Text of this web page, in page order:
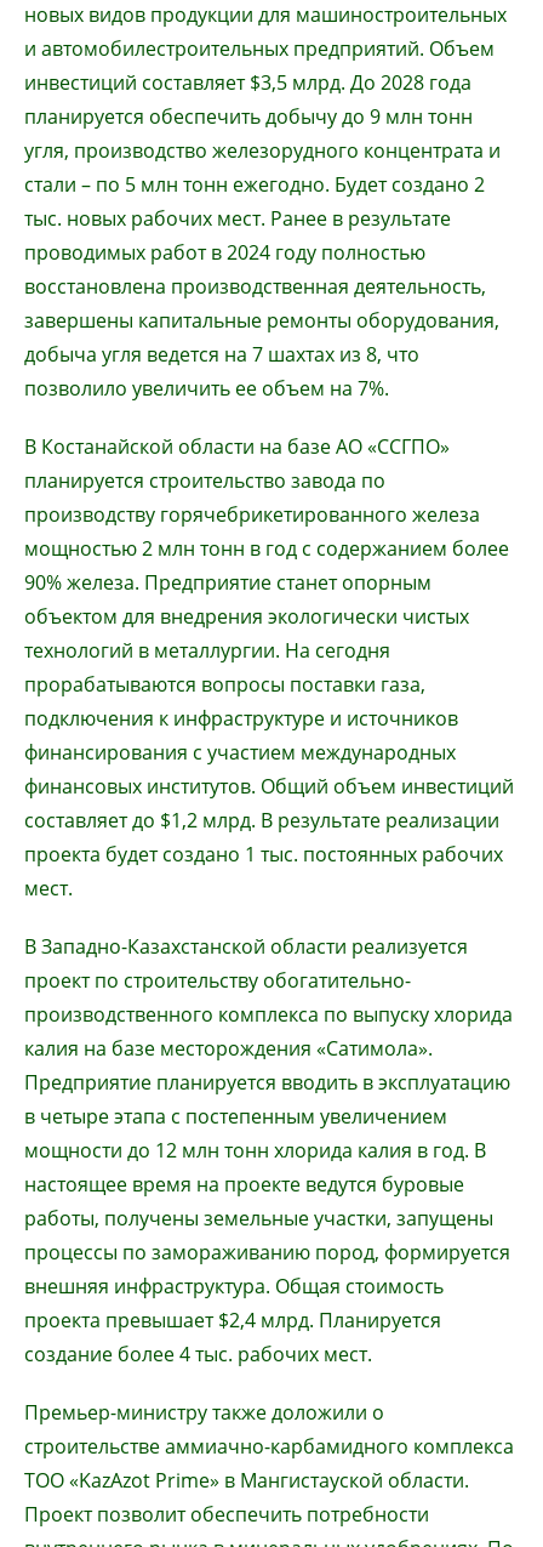
новых видов продукции для машиностроительных
и автомобилестроительных предприятий. Объем
инвестиций составляет $3,5 млрд. До 2028 года
планируется обеспечить добычу до 9 млн тонн
угля, производство железорудного концентрата и
стали – по 5 млн тонн ежегодно. Будет создано 2
тыс. новых рабочих мест. Ранее в результате
проводимых работ в 2024 году полностью
восстановлена производственная деятельность,
завершены капитальные ремонты оборудования,
добыча угля ведется на 7 шахтах из 8, что
позволило увеличить ее объем на 7%.
В Костанайской области на базе АО «ССГПО»
планируется строительство завода по
производству горячебрикетированного железа
мощностью 2 млн тонн в год с содержанием более
90% железа. Предприятие станет опорным
объектом для внедрения экологически чистых
технологий в металлургии. На сегодня
прорабатываются вопросы поставки газа,
подключения к инфраструктуре и источников
финансирования с участием международных
финансовых институтов. Общий объем инвестиций
составляет до $1,2 млрд. В результате реализации
проекта будет создано 1 тыс. постоянных рабочих
мест.
В Западно-Казахстанской области реализуется
проект по строительству обогатительно-
производственного комплекса по выпуску хлорида
калия на базе месторождения «Сатимола».
Предприятие планируется вводить в эксплуатацию
в четыре этапа с постепенным увеличением
мощности до 12 млн тонн хлорида калия в год. В
настоящее время на проекте ведутся буровые
работы, получены земельные участки, запущены
процессы по замораживанию пород, формируется
внешняя инфраструктура. Общая стоимость
проекта превышает $2,4 млрд. Планируется
создание более 4 тыс. рабочих мест.
Премьер-министру также доложили о
строительстве аммиачно-карбамидного комплекса
ТОО «KazAzot Prime» в Мангистауской области.
Проект позволит обеспечить потребности